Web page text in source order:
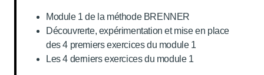
Module 1 de la méthode BRENNER
Découvrerte, expérimentation et mise en place
des 4 premiers exercices du module 1
Les 4 derniers exercices du module 1